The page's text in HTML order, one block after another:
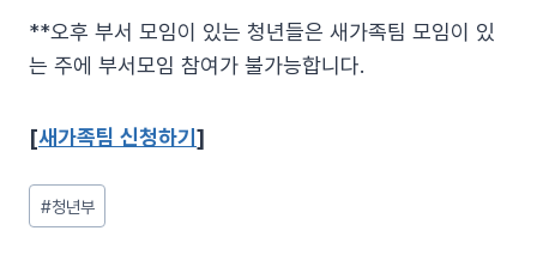
**오후 부서 모임이 있는 청년들은 새가족팀 모임이 있
는 주에 부서모임 참여가 불가능합니다.
[새가족팀 신청하기]
Post
Tags:
#청년부